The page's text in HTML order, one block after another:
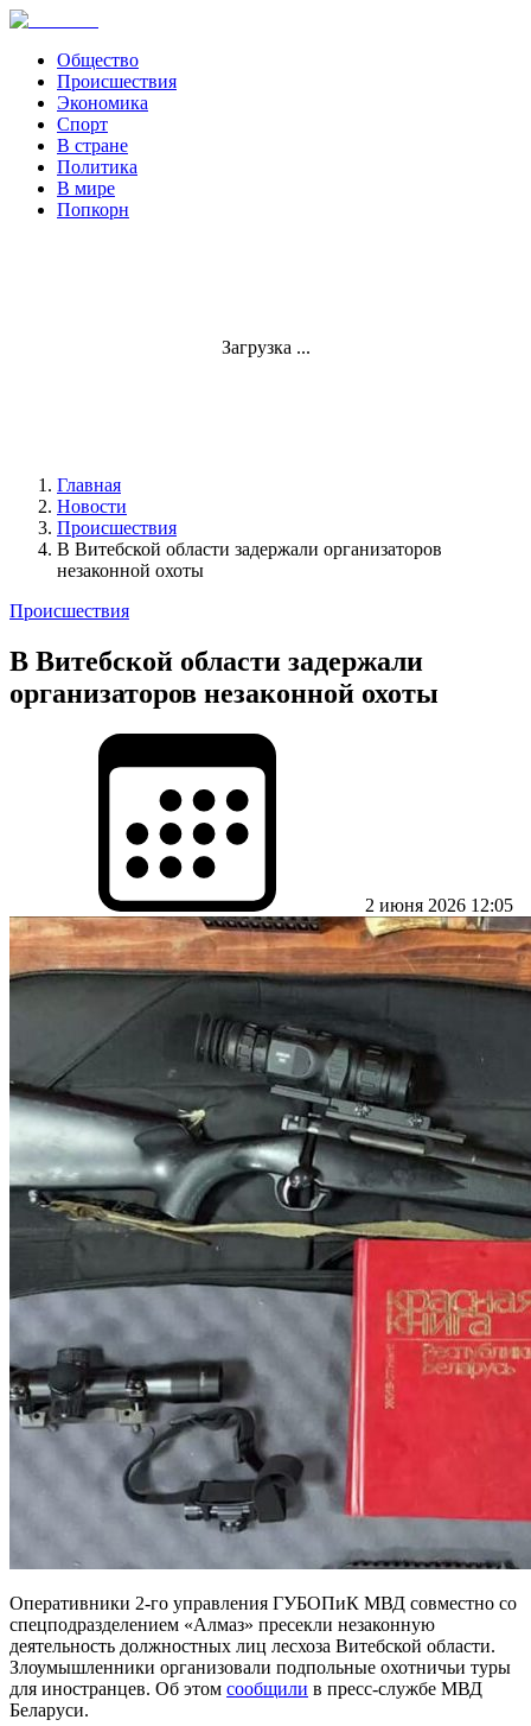
Общество
Происшествия
Экономика
Спорт
В стране
Политика
В мире
Попкорн
Загрузка ...
Главная
Новости
Происшествия
В Витебской области задержали организаторов
незаконной охоты
Происшествия
В Витебской области задержали
организаторов незаконной охоты
2 июня 2026 12:05
Оперативники 2-го управления ГУБОПиК МВД совместно со
спецподразделением «Алмаз» пресекли незаконную
деятельность должностных лиц лесхоза Витебской области.
Злоумышленники организовали подпольные охотничьи туры
для иностранцев. Об этом сообщили в пресс-службе МВД
Беларуси.